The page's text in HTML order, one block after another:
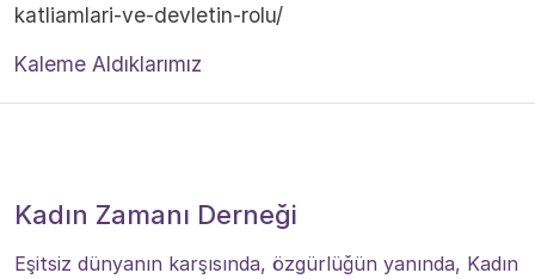
katliamlari-ve-devletin-rolu/
Kaleme Aldıklarımız
Kadın Zamanı Derneği
Eşitsiz dünyanın karşısında, özgürlüğün yanında, Kadın